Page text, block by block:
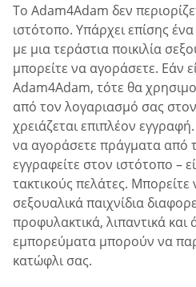
Το Adam4Adam δεν
ιστότοπο. Υπάρχει επίσης
με μια τεράστια ποικιλία
μπορείτε να αγοράσετε. Εάν
Adam4Adam, τότε θα
από τον λογαριασμό σας
χρειάζεται επιπλέον
να αγοράσετε πράγματα από
εγγραφείτε στον ιστότοπο –
τακτικούς πελάτες. Μπορείτε
σεξουαλικά παιχνίδια
προφυλακτικά, λιπαντικά
εμπορεύματα μπορούν να
κατώφλι σας.